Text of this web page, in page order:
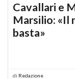
Cavallari e
Marsilio: «Il
basta»
di Redazione